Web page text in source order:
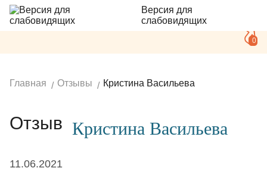
Версия для
слабовидящих
0
Главная Отзывы Кристина Васильева
Отзыв Кристина Васильева
11.06.2021